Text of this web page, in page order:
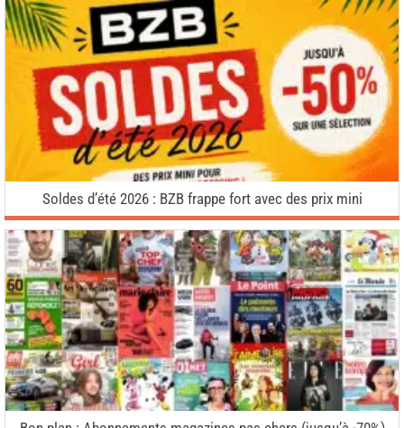
Soldes d’été 2026 : BZB frappe fort avec des prix mini